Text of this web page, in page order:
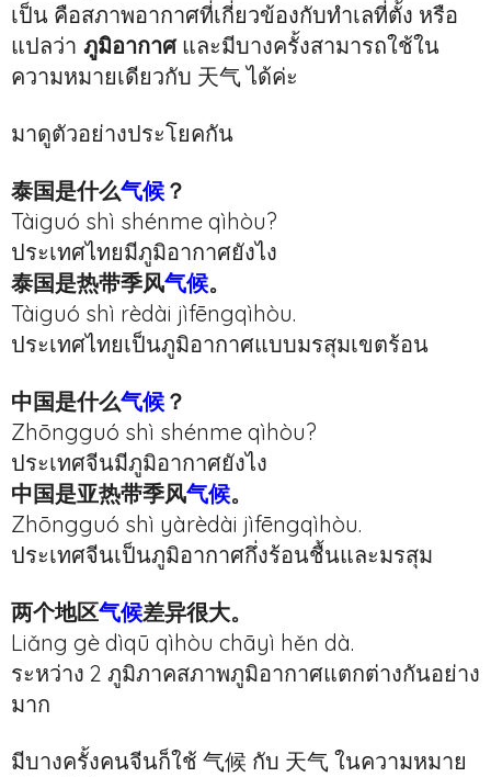
เป็น คือสภาพอากาศที่เกี่ยวข้องกับทำเลที่ตั้ง หรือ
แปลว่า ภูมิอากาศและมีบางครั้งสามารถใช้ใน
ความหมายเดียวกับ 天气 ได้ค่ะ
มาดูตัวอย่างประโยคกัน
泰国是什么气候 ？
Tàiguó shì shénme qìhòu?
ประเทศไทยมีภูมิอากาศยังไง
泰国是热带季风气候。
Tàiguó shì rèdài jìfēngqìhòu.
ประเทศไทยเป็นภูมิอากาศแบบมรสุมเขตร้อน
中国是什么气候 ？
Zhōngguó shì shénme qìhòu?
ประเทศจีนมีภูมิอากาศยังไง
中国是亚热带季风气候。
Zhōngguó shì yàrèdài jìfēngqìhòu.
ประเทศจีนเป็นภูมิอากาศกึ่งร้อนชื้นและมรสุม
两个地区气候差异很大。
Liǎng gè dìqū qìhòu chāyì hěn dà.
ระหว่าง 2 ภูมิภาคสภาพภูมิอากาศแตกต่างกันอย่าง
มาก
มีบางครั้งคนจีนก็ใช้ 气候 กับ 天气 ในความหมาย